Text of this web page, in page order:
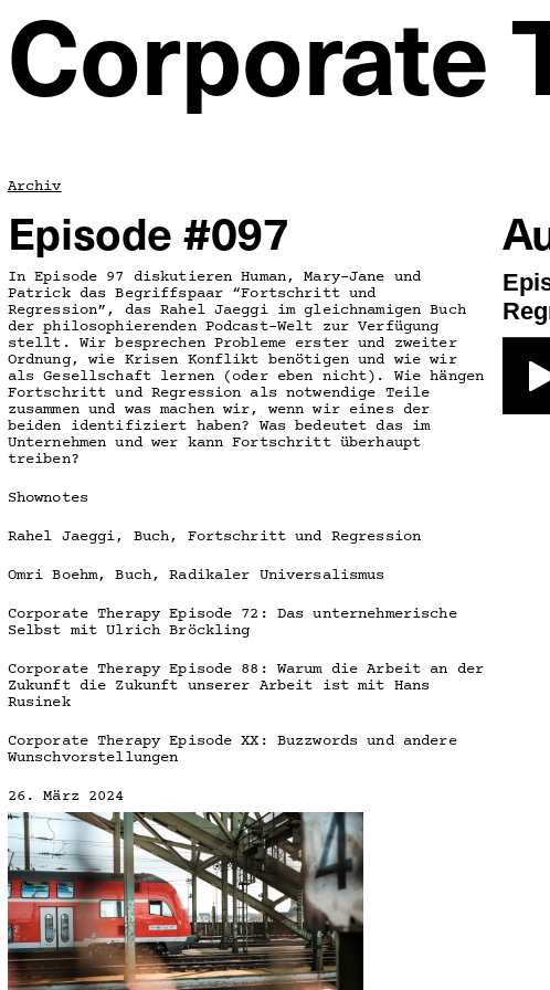
Corporate
Archiv
Episode #097
In Episode 97 diskutieren Human, Mary-Jane und
Patrick das Begriffspaar “Fortschritt und
Regression”, das Rahel Jaeggi im gleichnamigen Buch
der philosophierenden Podcast-Welt zur Verfügung
stellt. Wir besprechen Probleme erster und zweiter
Ordnung, wie Krisen Konflikt benötigen und wie wir
als Gesellschaft lernen (oder eben nicht). Wie hängen
Fortschritt und Regression als notwendige Teile
zusammen und was machen wir, wenn wir eines der
beiden identifiziert haben? Was bedeutet das im
Unternehmen und wer kann Fortschritt überhaupt
treiben?
Shownotes
Rahel Jaeggi, Buch, Fortschritt und Regression
Omri Boehm, Buch, Radikaler Universalismus
Corporate Therapy Episode 72: Das unternehmerische
Selbst mit Ulrich Bröckling
Corporate Therapy Episode 88: Warum die Arbeit an der
Zukunft die Zukunft unserer Arbeit ist mit Hans
Rusinek
Corporate Therapy Episode XX: Buzzwords und andere
Wunschvorstellungen
26. März 2024